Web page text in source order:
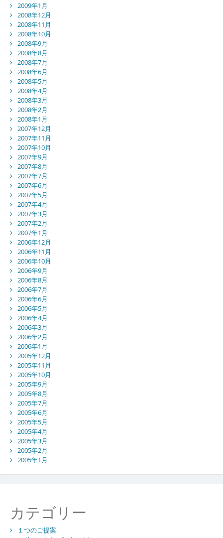
2009年1月
2008年12月
2008年11月
2008年10月
2008年9月
2008年8月
2008年7月
2008年6月
2008年5月
2008年4月
2008年3月
2008年2月
2008年1月
2007年12月
2007年11月
2007年10月
2007年9月
2007年8月
2007年7月
2007年6月
2007年5月
2007年4月
2007年3月
2007年2月
2007年1月
2006年12月
2006年11月
2006年10月
2006年9月
2006年8月
2006年7月
2006年6月
2006年5月
2006年4月
2006年3月
2006年2月
2006年1月
2005年12月
2005年11月
2005年10月
2005年9月
2005年8月
2005年7月
2005年6月
2005年5月
2005年4月
2005年3月
2005年2月
2005年1月
カテゴリー
１つのご提案